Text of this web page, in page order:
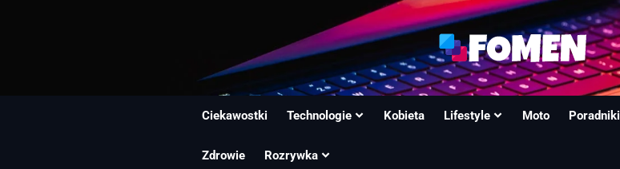
Ciekawostki Technologie Kobieta Lifestyle Moto Poradniki
Zdrowie Rozrywka